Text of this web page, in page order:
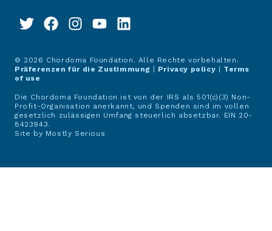
© 2026 Chordoma Foundation. Alle Rechte vorbehalten.
Präferenzen für die Zustimmung
Privacy policy
Terms
of use
Die Chordoma Foundation ist von der IRS als 501(c)(3) Non-
Profit-Organisation anerkannt, und Spenden sind im vollen
gesetzlich zulässigen Umfang steuerlich absetzbar. EIN 20-
8423943.
Site by Mostly Serious